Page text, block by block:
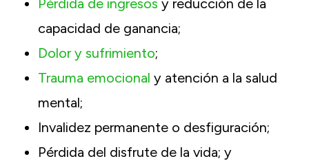
Pérdida de ingresos y reducción de la
capacidad de ganancia;
Dolor y sufrimiento;
Trauma emocional y atención a la salud
mental;
Invalidez permanente o desfiguración;
Pérdida del disfrute de la vida; y